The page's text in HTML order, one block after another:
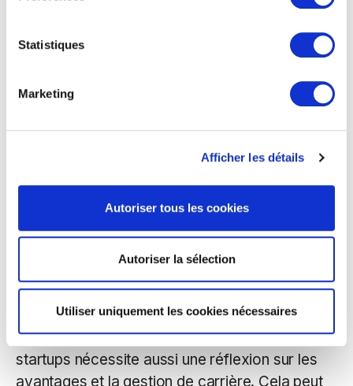
Statistiques
Marketing
Afficher les détails
Autoriser tous les cookies
Autoriser la sélection
Utiliser uniquement les cookies nécessaires
Elle reprend l’exemple d’une récente recrue à
Écoute,
je suis venue chercher un expert métier, vas-
y, éclate-toi ! Notre univers de startup est fait
le rythme intense et les multiples cycles de vie
caractéristiques des startups.
Être transparent sur la gestion de
carrière
L’intégration réussie des seniors dans les
startups nécessite aussi une réflexion sur les
avantages et la gestion de carrière. Cela peut